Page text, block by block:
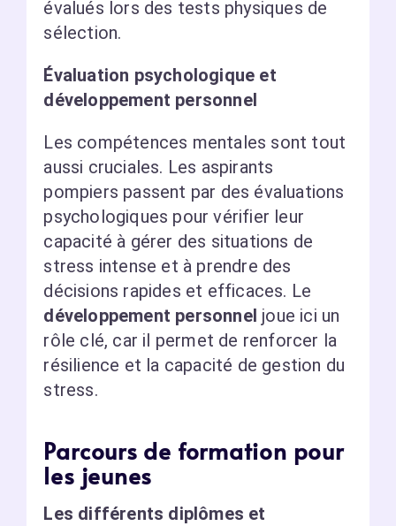
évalués lors des tests physiques de
sélection.
Évaluation psychologique et
développement personnel
Les compétences mentales sont tout
aussi cruciales. Les aspirants
pompiers passent par des évaluations
psychologiques pour vérifier leur
capacité à gérer des situations de
stress intense et à prendre des
décisions rapides et efficaces. Le
développement personnel joue ici un
rôle clé, car il permet de renforcer la
résilience et la capacité de gestion du
stress.
Parcours de formation pour
les jeunes
Les différents diplômes et